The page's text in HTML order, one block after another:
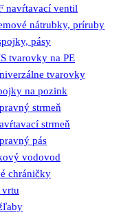
navŕtavací ventil
nátrubky, príruby
pásy
tvarovky na PE
tvarovky
na pozink
strmeň
strmeň
pás
vodovod
chráničky
vrtu